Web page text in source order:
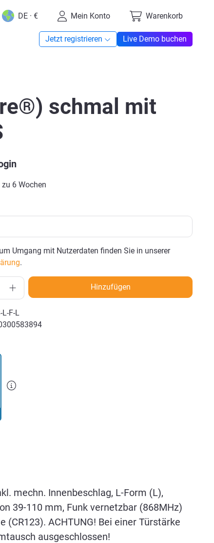
DE · € Mein Konto Warenkorb
Jetzt registrieren Live Demo buchen
schmal mit
6 Wochen
Umgang mit Nutzerdaten finden Sie in unserer
.
Hinzufügen
L-F-L
mechn. Innenbeschlag, L-Form (L),
39-110 mm, Funk vernetzbar (868MHz)
ACHTUNG! Bei einer Türstärke
ausgeschlossen!